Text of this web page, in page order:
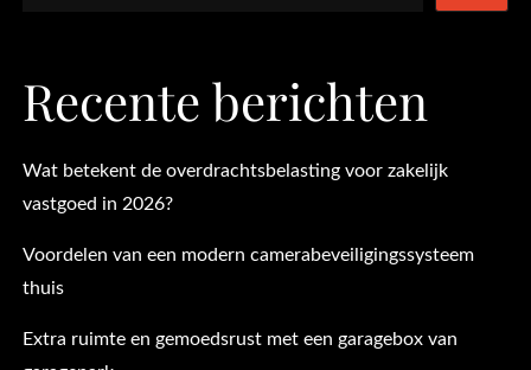
Recente berichten
Wat betekent de overdrachtsbelasting voor zakelijk
vastgoed in 2026?
Voordelen van een modern camerabeveiligingssysteem
thuis
Extra ruimte en gemoedsrust met een garagebox van